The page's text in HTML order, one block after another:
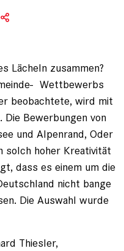
Lächeln zusammen?
Wettbewerbs
beobachtete, wird mit
Bewerbungen von
und Alpenrand, Oder
solch hoher Kreativität
dass es einem um die
nicht bange
Die Auswahl wurde
Thiesler,